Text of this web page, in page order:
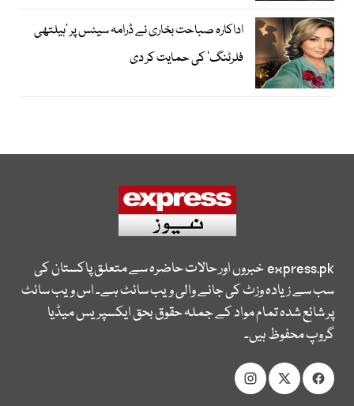
اداکارہ صباحت بخاری نے ڈرامہ سیٹس پر ’ہیلتھی
فلرٹنگ‘ کی حمایت کر دی
express.pkخبروں اور حالات حاضرہ سے متعلق پاکستان کی
سب سے زیادہ وزٹ کی جانے والی ویب سائٹ ہے۔ اس ویب سائٹ
پر شائع شدہ تمام مواد کے جملہ حقوق بحق ایکسپریس میڈیا
گروپ محفوظ ہیں۔